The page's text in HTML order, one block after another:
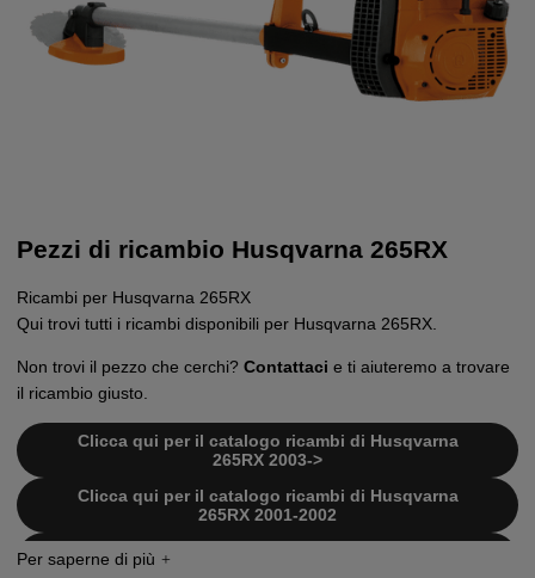
Pezzi di ricambio Husqvarna 265RX
Ricambi per Husqvarna 265RX
Qui trovi tutti i ricambi disponibili per Husqvarna 265RX.
Non trovi il pezzo che cerchi? Contattaci e ti aiuteremo a trovare
il ricambio giusto.
Clicca qui per il catalogo ricambi di Husqvarna
265RX 2003->
Clicca qui per il catalogo ricambi di Husqvarna
265RX 2001-2002
Clicca qui per il catalogo ricambi di Husqvarna